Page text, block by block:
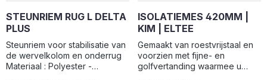
STEUNRIEM RUG L DELTA
PLUS
Steunriem voor stabilisatie van
de wervelkolom en onderrug
Materiaal : Polyester -
ISOLATIEMES 420MM |
KIM | ELTEE
Gemaakt van roestvrijstaal en
voorzien met fijne- en
golfvertanding waarmee u